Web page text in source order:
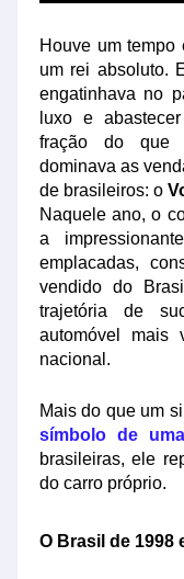
Houve um tempo
um rei absoluto.
engatinhava no
luxo e
fração do que
dominava as
de brasileiros: o
Naquele ano, o
a
emplacadas,
vendido do
trajetória de
automóvel mais
nacional.
Mais do que um
símbolo de
brasileiras, ele
do carro próprio.
O Brasil de 1998